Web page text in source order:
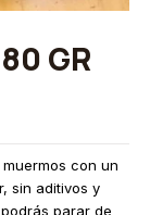
GR
con un
sin aditivos y
parar de